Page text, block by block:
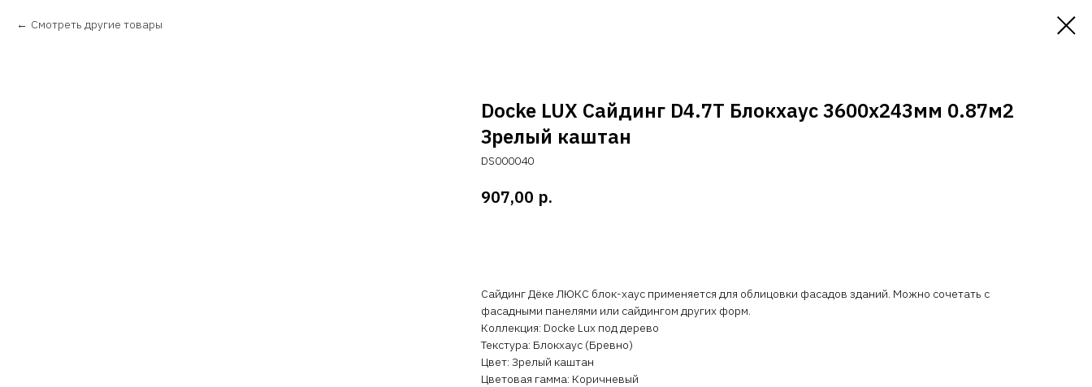
Смотреть другие товары
Docke LUX Сайдинг D4.7T Блокхаус 3600х243мм 0.87м2
Зрелый каштан
DS000040
907,00 р.
Сайдинг Дёке ЛЮКС блок-хаус применяется для облицовки фасадов зданий. Можно сочетать с
фасадными панелями или сайдингом других форм.
Коллекция: Docke Lux под дерево
Текстура: Блокхаус (Бревно)
Цвет: Зрелый каштан
Цветовая гамма: Коричневый